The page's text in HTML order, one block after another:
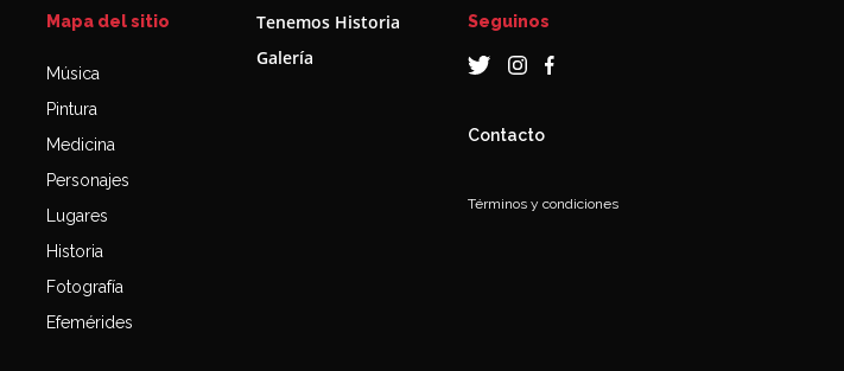
Mapa del sitio
Música
Pintura
Medicina
Personajes
Lugares
Historia
Fotografía
Efemérides
Tenemos Historia
Galería
Seguinos
Contacto
Términos y condiciones